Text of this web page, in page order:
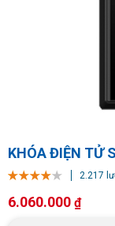
KHÓA ĐIỆN TỬ
2.217
6.060.000 ₫